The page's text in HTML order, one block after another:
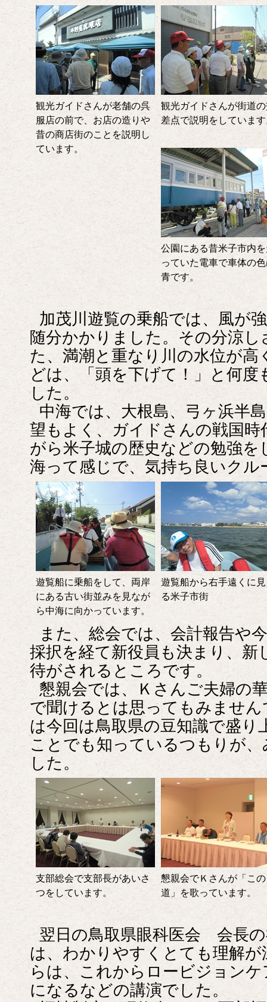
観光ガイドさんが老舗の呉
服店の前で、お店の造りや
昔の商店街のことを説明し
ています。
観光ガイドさんが街道
差点で説明をしていま
公園にある昔米子市内
っていた電車で車体の
青です。
加茂川遊覧の乗船では、風が
随分かかりました。その分涼
た、満潮と重なり川の水位が
どは、「頭を下げて！」と何
した。
中海では、大根島、弓ヶ浜半
望もよく、ガイドさんの戦国
がら米子城の歴史などの勉強を
海って感じで、気持ち良いクル
遊覧船に乗船をして、両岸
にある古い街並みを見なが
ら中海に向かっています。
遊覧船から右手遠くに
る米子市街
また、総会では、会計報告や
採択を経て新役員も決まり、新
待がされるところです。
懇親会では、Ｋさんご夫婦の
で聞けるとは思ってもみませ
は今回は鳥取県の豆知識で盛り
ことでも知っているつもりが
した。
支部総会で支部長があいさ
つをしています。
懇親会でＫさんが「この
道」を歌っています。
翌日の鳥取県眼科医会 会長
は、わかりやすくとても理解
らは、これからロービジョン
になるなどの講演でした。